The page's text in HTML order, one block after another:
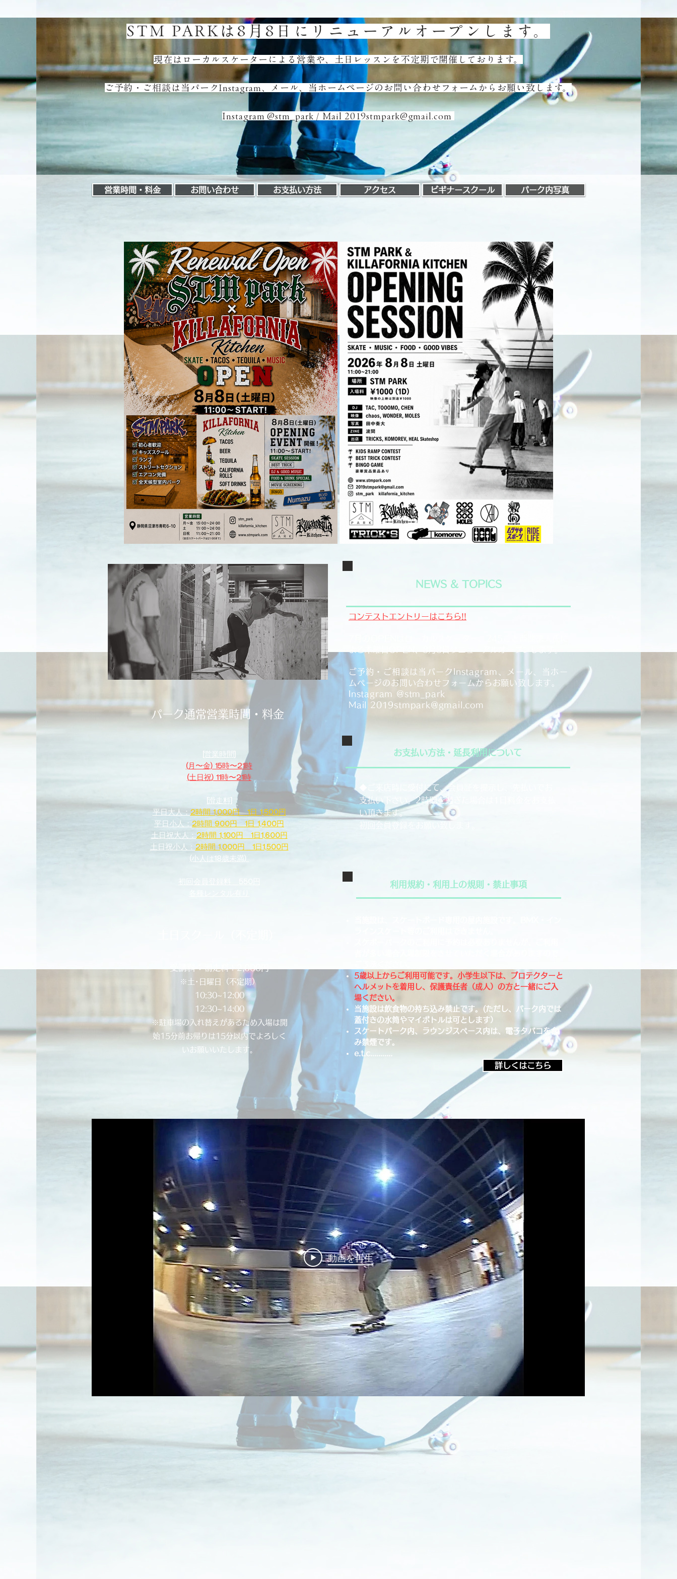
STM PARKは8月8日にリニューアルオープンします。
現在はローカルスケーターによる営業や、土日レッスンを不定期で開催しております。
​ご予約・ご相談は当パークInstagram、メール、当ホームページのお問い合わせフォームからお願い致します。
​Instagram @stm_park / Mail 2019stmpark@gmail.com
営業時間・料金 お問い合わせ お支払い方法 アクセス ビギナースクール パーク内写真
パーク通常営業時間・料金
[営業時間]​
(月〜金) 15時〜21時
(土日祝) 11時〜21時
[滑走料]
平日大人： 2時間 1,000円 1日 1,500円
平日小人： 2時間 900円 1日 1,400円
土日祝大人： 2時間 1,100円 1日1,600円
土日祝小人： 2時間 1,000円 1日1,500円
(小人は18歳未満)
初回会員登録料 550円
受講料：滑走料＋2,000円
​※土･日曜日（不定期）
10:30~12:00
​12:30~14:00
​※駐車場の入れ替えがあるため入場は開
始15分前お帰りは15分以内でよろしく
いお願いいたします。
NEWS & TOPICS​
​コンテストエントリーはこちら!!
​ご予約・ご相談は当パークInstagram、メール、当ホー
ムページのお問い合わせフォームからお願い致します。
​Instagram @stm_park
Mail 2019stmpark@gmail.com
お支払い方法・延長利用について
◆ご来店時に受付にて、会員証を提示し、先払いでお
支払い下さい。2時間を過ぎた場合は1日料金をお支払
い頂きます。
利用規約・利用上の規則・禁止事項
​5歳以上からご利用可能です。小学生以下は、プロテクターと
ヘルメットを着用し、保護責任者（成人）の方と一緒にご入
場ください。
当施設は飲食物の持ち込み禁止です。(ただし、パーク内では
蓋付きの水筒やマイボトルは可とします）
​スケートパーク内、ラウンジスペース内は、電子タバコを含
み禁煙です。
e.t.c...........
詳しくはこちら
動画を再生